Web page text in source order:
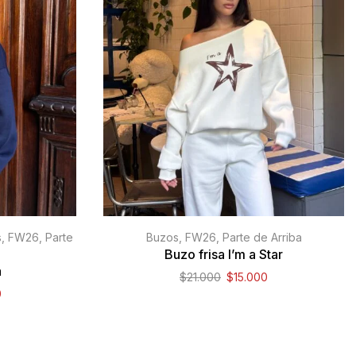
FW26 Parte Buzos FW26 Parte de Arriba
Buzo frisa I’m a Star
$21.000 $15.000